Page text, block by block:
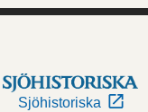
Sjöhistoriska